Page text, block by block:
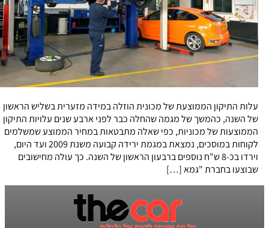
עלות התיקון הממוצעת של מכונית הוזלה במידה מזערית בשליש הראשון
של השנה, כהמשך של מגמה שהחלה כבר לפני ארבע שנים עלויות התיקון
הממוצעות של מכוניות, כפי שאלה מתבטאות במחיר הממוצע שמשלמים
לקוחות במוסכים, נמצאת במגמת ירידה קבועה משנת 2009 ועד היום,
וירדו בכ-8 ש"ח נוספים ברבעון הראשון של השנה. כך עולה מחישובים
שבוצעו בחברת "גמא […]